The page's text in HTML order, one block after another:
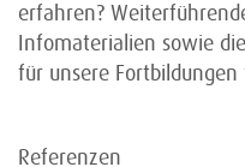
erfahren?
Infomaterialien sowie
für unsere Fortbildungen
Referenzen